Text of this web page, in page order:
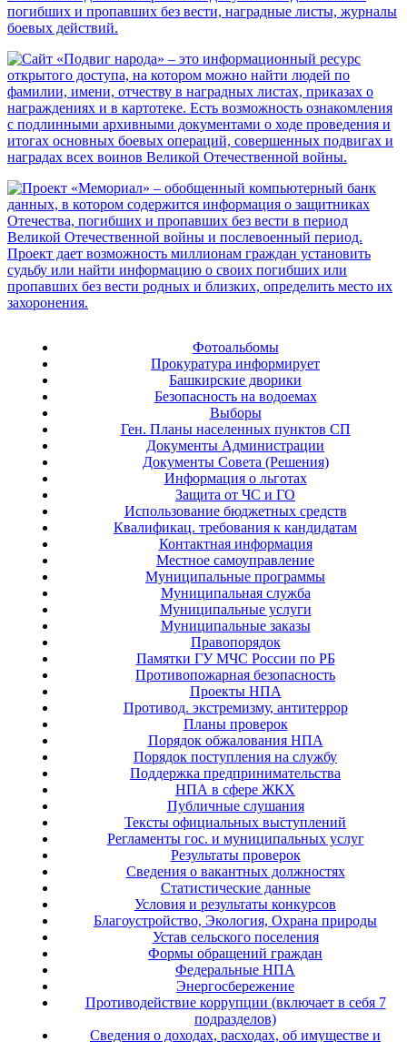
Фотоальбомы
Прокуратура информирует
Башкирские дворики
Безопасность на водоемах
Выборы
Ген. Планы населенных пунктов СП
Документы Администрации
Документы Совета (Решения)
Информация о льготах
Защита от ЧС и ГО
Использование бюджетных средств
Квалификац. требования к кандидатам
Контактная информация
Местное самоуправление
Муниципальные программы
Муниципальная служба
Муниципальные услуги
Муниципальные заказы
Правопорядок
Памятки ГУ МЧС России по РБ
Противопожарная безопасность
Проекты НПА
Противод. экстремизму, антитеррор
Планы проверок
Порядок обжалования НПА
Порядок поступления на службу
Поддержка предпринимательства
НПА в сфере ЖКХ
Публичные слушания
Тексты официальных выступлений
Регламенты гос. и муниципальных услуг
Результаты проверок
Сведения о вакантных должностях
Статистические данные
Условия и результаты конкурсов
Благоустройство, Экология, Охрана природы
Устав сельского поселения
Формы обращений граждан
Федеральные НПА
Энергосбережение
Противодействие коррупции (включает в себя 7
подразделов)
Сведения о доходах, расходах, об имуществе и